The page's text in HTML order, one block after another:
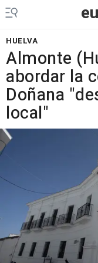
HUELVA
Almonte
abordar la
Doñana
local"